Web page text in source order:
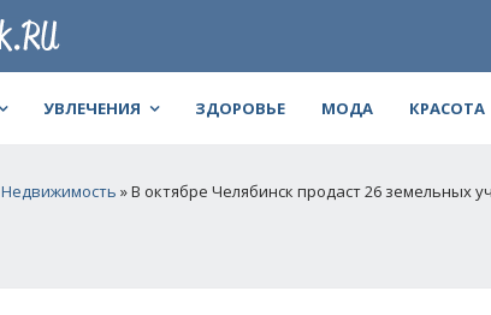
УВЛЕЧЕНИЯ ЗДОРОВЬЕ МОДА КРАСОТА
Недвижимость » В октябре Челябинск продаст 26 земельных